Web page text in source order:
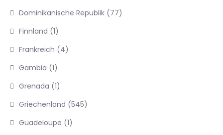
Dominikanische Republik (77)
Finnland (1)
Frankreich (4)
Gambia (1)
Grenada (1)
Griechenland (545)
Guadeloupe (1)